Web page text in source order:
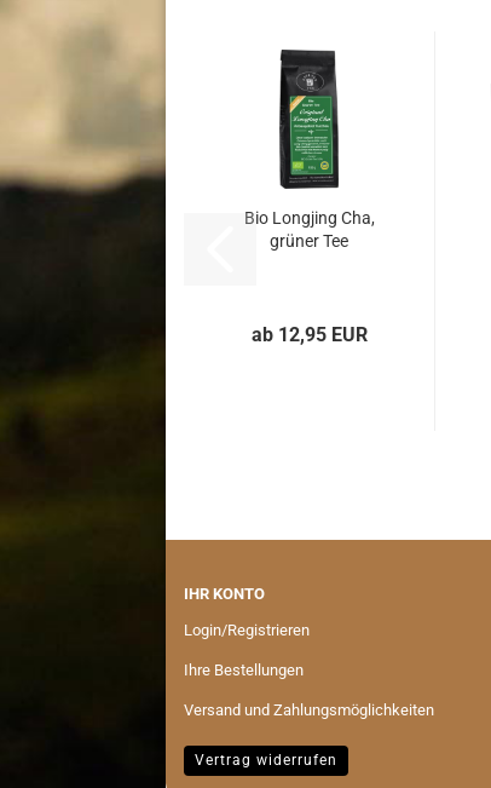
Bio Longjing Cha,
grüner Tee
ab 12,95 EUR
IHR KONTO
Login/Registrieren
Ihre Bestellungen
Versand und Zahlungsmöglichkeiten
Vertrag widerrufen